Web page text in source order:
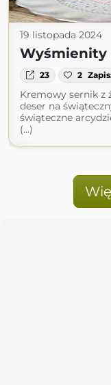
19 listopada 2024
Wyśmienity
23 2
Kremowy sernik z
deser na
świąteczne
(...)